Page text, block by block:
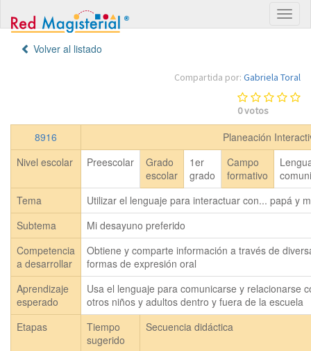
Volver al listado
Compartida por: Gabriela Toral
0votos
8916
Planeación
Nivel escolar
Preescolar
Grado
escolar
1er
grado
Campo
formativo
Tema
Utilizar el lenguaje para interactuar con... papá y
Subtema
Mi desayuno preferido
Competencia
a desarrollar
Obtiene y comparte información a través de
formas de expresión oral
Aprendizaje
esperado
Usa el lenguaje para comunicarse y relacionarse
otros niños y adultos dentro y fuera de la escuela
Etapas
Tiempo
sugerido
Secuencia didáctica